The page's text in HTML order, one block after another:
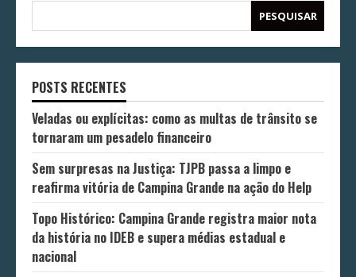
PESQUISAR
POSTS RECENTES
Veladas ou explícitas: como as multas de trânsito se
tornaram um pesadelo financeiro
Sem surpresas na Justiça: TJPB passa a limpo e
reafirma vitória de Campina Grande na ação do Help
Topo Histórico: Campina Grande registra maior nota
da história no IDEB e supera médias estadual e
nacional